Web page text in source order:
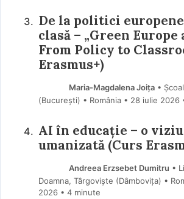
De la politici
clasă – „Green Europe
From Policy to
Erasmus+)
Maria-Magdalena Joița•
(Bucureşti) • România
28 iulie 2026
AI în educație – o
umanizată (Curs
Andreea Erzsebet Dumitru •
Doamna, Târgoviște (Dâmboviţa) •
2026 • 4 minute